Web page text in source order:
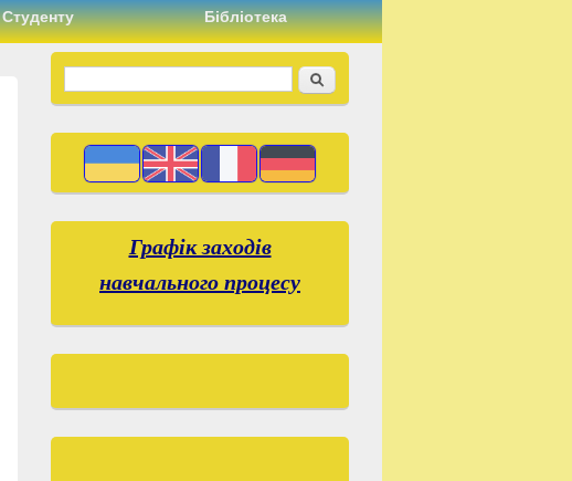
Студенту Бібліотека
Пошукова форма Пошук
Графік заходів
навчального процесу